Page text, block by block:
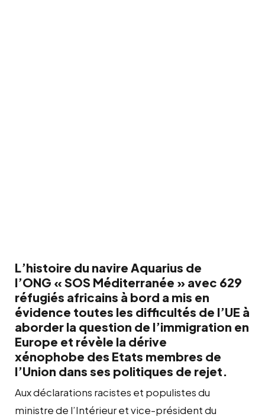
L’histoire du navire Aquarius de
l’ONG « SOS Méditerranée » avec 629
réfugiés africains à bord a mis en
évidence toutes les difficultés de l’UE à
aborder la question de l’immigration en
Europe et révèle la dérive
xénophobe des Etats membres de
l’Union dans ses politiques de rejet.
Aux déclarations racistes et populistes du
ministre de l’Intérieur et vice-président du